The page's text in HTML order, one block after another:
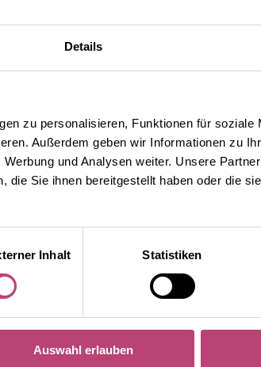
Details
zu personalisieren, Funktionen für soziale
Außerdem geben wir Informationen zu
und Analysen weiter. Unsere
die Sie ihnen bereitgestellt haben oder die
Inhalt Statistiken
Auswahl erlauben
Lippstadt, Wiedenbrücker Str. 33
ZUM PROFIL
Dr. med. Joachim Volz